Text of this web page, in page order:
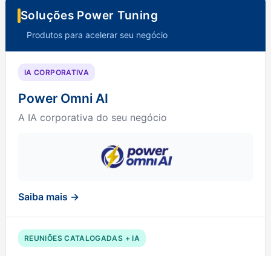
Soluções Power Tuning
Produtos para acelerar seu negócio
IA CORPORATIVA
Power Omni AI
A IA corporativa do seu negócio
Saiba mais →
REUNIÕES CATALOGADAS + IA